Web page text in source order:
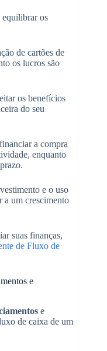
equilibrar os
de cartões de
os lucros são
os benefícios
do seu
a compra
enquanto
e o uso
a um crescimento
suas finanças,
de Fluxo de
e
e
de caixa de um